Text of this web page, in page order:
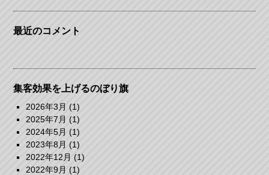
最近のコメント
集客効果を上げるのぼり旗
2026年3月 (1)
2025年7月 (1)
2024年5月 (1)
2023年8月 (1)
2022年12月 (1)
2022年9月 (1)